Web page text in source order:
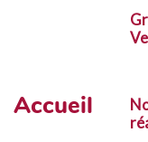
Accueil